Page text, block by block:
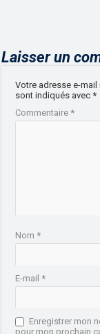
Laisser un
Votre adresse e-mail
sont indiqués avec*
Commentaire*
Nom*
E-mail*
Enregistrer mon
pour mon prochain